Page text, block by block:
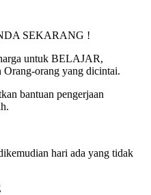
SEKARANG !
untuk BELAJAR,
Orang-orang yang dicintai.
bantuan pengerjaan
hari ada yang tidak